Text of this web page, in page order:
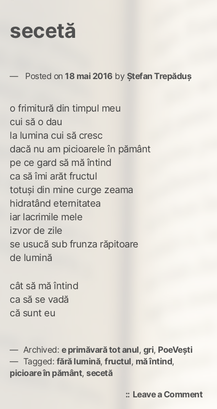
secetă
Posted on 18 mai 2016 by Ștefan Trepăduș
o frimitură din timpul meu
cui să o dau
la lumina cui să cresc
dacă nu am picioarele în pământ
pe ce gard să mă întind
ca să îmi arăt fructul
totuși din mine curge zeama
hidratând eternitatea
iar lacrimile mele
izvor de zile
se usucă sub frunza răpitoare
de lumină
cât să mă întind
ca să se vadă
că sunt eu
Archived: e primăvară tot anul, gri, PoeVești
Tagged: fără lumină, fructul, mă întind,
picioare în pământ, secetă
Leave a Commenton